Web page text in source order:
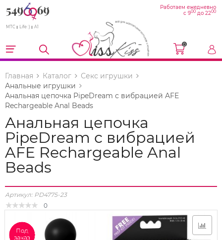
МТС Life :) A1
Работаем ежедневно
с 900 до 2200
0
Главная Каталог
Секс игрушки
Анальные игрушки
Анальная цепочка PipeDream с вибрацией AFE
Rechargeable Anal Beads
Анальная цепочка
PipeDream с вибрацией
AFE Rechargeable Anal
Beads
Артикул: PD4775-23
0